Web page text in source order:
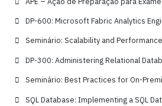
DP-600: Microsoft Fabric Analytics
Seminário: Scalability and Performance
DP-300: Administering Relational
Seminário: Best Practices for On-
SQL Database: Implementing a SQL